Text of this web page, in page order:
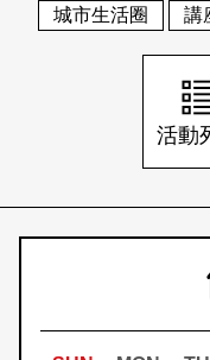
刊物索取地點
刊登活動
日本語
城市生活圈
講
活動